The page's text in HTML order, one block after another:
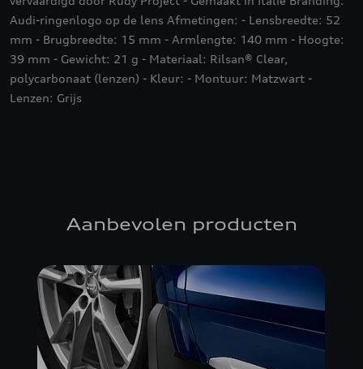
Audi-ringenlogo op de lens Afmetingen: - Lensbreedte: 52
mm - Brugbreedte: 15 mm - Armlengte: 140 mm - Hoogte:
39 mm - Gewicht: 21 g - Materiaal: Rilsan® Clear,
polycarbonaat (lenzen) - Kleur: - Montuur: Matzwart -
Lenzen: Grijs
Aanbevolen producten